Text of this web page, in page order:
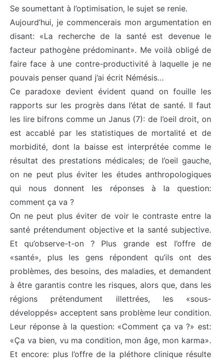
Se soumettant à l’optimisation, le sujet se renie.
Aujourd’hui, je commencerais mon argumentation en
disant: «La recherche de la santé est devenue le
facteur pathogène prédominant». Me voilà obligé de
faire face à une contre-productivité à laquelle je ne
pouvais penser quand j’ai écrit Némésis…
Ce paradoxe devient évident quand on fouille les
rapports sur les progrès dans l’état de santé. Il faut
les lire bifrons comme un Janus (7): de l’oeil droit, on
est accablé par les statistiques de mortalité et de
morbidité, dont la baisse est interprétée comme le
résultat des prestations médicales; de l’oeil gauche,
on ne peut plus éviter les études anthropologiques
qui nous donnent les réponses à la question:
comment ça va ?
On ne peut plus éviter de voir le contraste entre la
santé prétendument objective et la santé subjective.
Et qu’observe-t-on ? Plus grande est l’offre de
«santé», plus les gens répondent qu’ils ont des
problèmes, des besoins, des maladies, et demandent
à être garantis contre les risques, alors que, dans les
régions prétendument illettrées, les «sous-
développés» acceptent sans problème leur condition.
Leur réponse à la question: «Comment ça va ?» est:
«Ça va bien, vu ma condition, mon âge, mon karma».
Et encore: plus l’offre de la pléthore clinique résulte